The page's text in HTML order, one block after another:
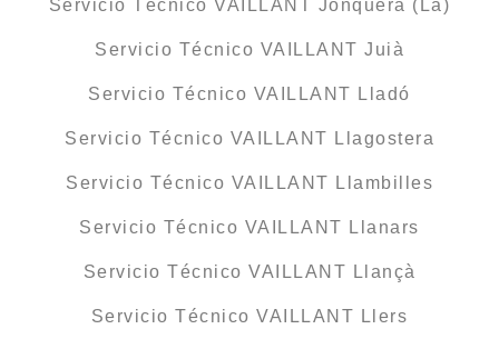
Servicio Técnico VAILLANT Jonquera (La)
Servicio Técnico VAILLANT Juià
Servicio Técnico VAILLANT Lladó
Servicio Técnico VAILLANT Llagostera
Servicio Técnico VAILLANT Llambilles
Servicio Técnico VAILLANT Llanars
Servicio Técnico VAILLANT Llançà
Servicio Técnico VAILLANT Llers